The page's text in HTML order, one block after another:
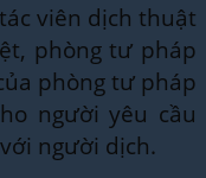
viên dịch thuật
phòng tư pháp
phòng tư pháp
người yêu cầu
người dịch.